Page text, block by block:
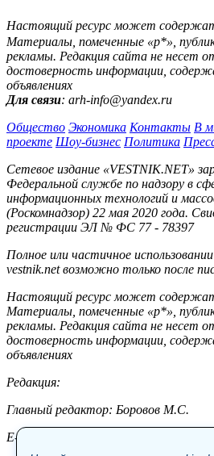
Настоящий ресурс может
Материалы, помеченные «р*»,
рекламы. Редакция сайта не несет
достоверность информации,
объявлениях
Для связи: arh-info@yandex.ru
Общество Экономика Контакты В
проекте Шоу-бизнес Политика
Сетевое издание «VESTNIK.NET»
Федеральной службе по надзору в
информационных технологий и
(Роскомнадзор) 22 мая 2020 года.
регистрации ЭЛ № ФС 77 - 78397
Полное или частичное
vestnik.net возможно только после
Настоящий ресурс может
Материалы, помеченные «р*»,
рекламы. Редакция сайта не несет
достоверность информации,
объявлениях
Редакция:
Главный редактор: Боровов М.С.
E-mail: site@vestnik.net,